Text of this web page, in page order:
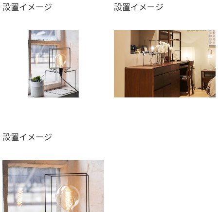
設置イメージ 設置イメージ
設置イメージ